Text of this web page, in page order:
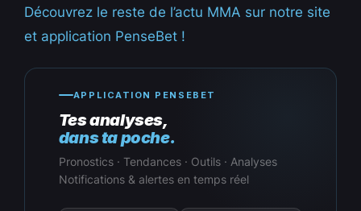
Découvrez le reste de l’actu MMA sur notre site
et application PenseBet !
APPLICATION PENSEBET
Tes analyses,
dans ta poche.
Pronostics · Tendances · Outils · Analyses
Notifications & alertes en temps réel